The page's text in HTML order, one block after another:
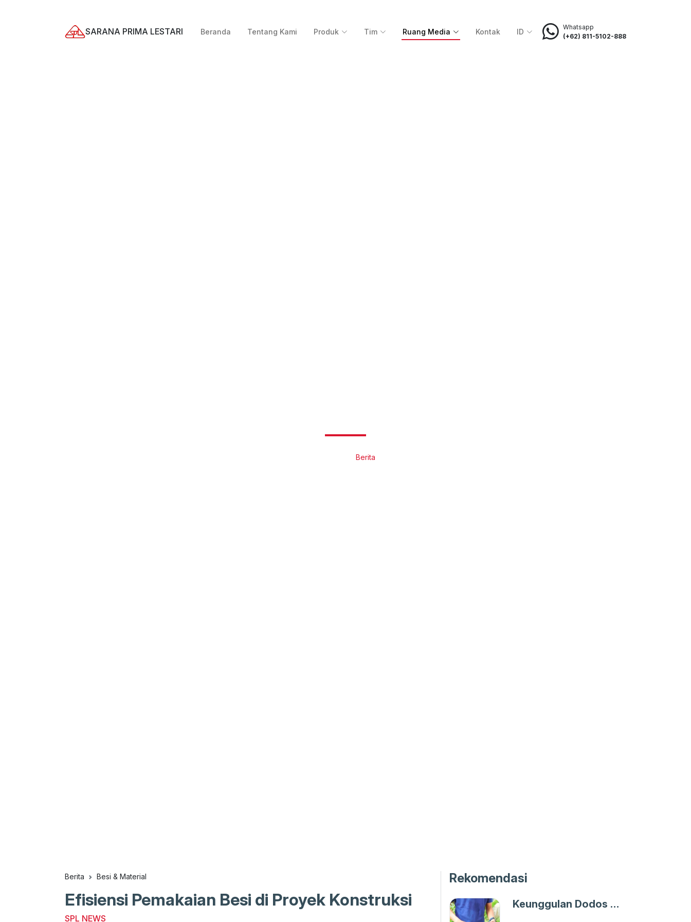
SARANA PRIMA LESTARI Beranda Tentang Kami Produk Tim Ruang Media Kontak ID
Whatsapp
(+62) 811-5102-888
Berita
Berita Besi & Material
Efisiensi Pemakaian Besi di Proyek Konstruksi
SPL NEWS
Rekomendasi
Keunggulan Dodos Modern untuk Panen Sawit